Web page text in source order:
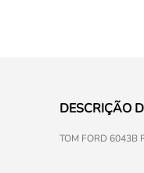
DESCRIÇÃO
TOM FORD 6043B